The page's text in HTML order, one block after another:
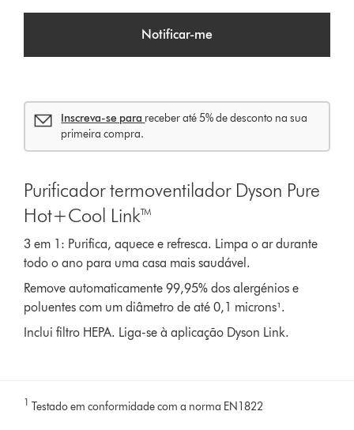
Notificar-me
Inscreva-se para receber até 5% de desconto na sua
primeira compra.
Purificador termoventilador Dyson Pure
Hot+Cool Link™
3 em 1: Purifica, aquece e refresca. Limpa o ar durante
todo o ano para uma casa mais saudável.
Remove automaticamente 99,95% dos alergénios e
poluentes com um diâmetro de até 0,1 microns¹.
Inclui filtro HEPA. Liga-se à aplicação Dyson Link.
1 Testado em conformidade com a norma EN1822